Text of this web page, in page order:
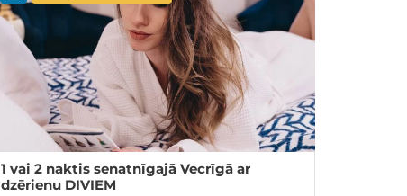
1 vai 2 naktis senatnīgajā Vecrīgā ar
dzērienu DIVIEM